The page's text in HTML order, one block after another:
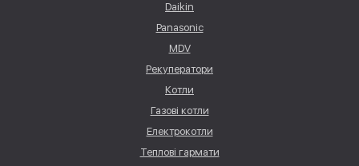
Daikin
Panasonic
MDV
Рекуператори
Котли
Газові котли
Електрокотли
Теплові гармати